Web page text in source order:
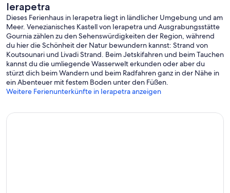
Ierapetra
Dieses Ferienhaus in Ierapetra liegt in ländlicher Umgebung und am
Meer. Venezianisches Kastell von Ierapetra und Ausgrabungsstätte
Gournia zählen zu den Sehenswürdigkeiten der Region, während
du hier die Schönheit der Natur bewundern kannst: Strand von
Koutsounari und Livadi Strand. Beim Jetskifahren und beim Tauchen
kannst du die umliegende Wasserwelt erkunden oder aber du
stürzt dich beim Wandern und beim Radfahren ganz in der Nähe in
ein Abenteuer mit festem Boden unter den Füßen.
Weitere Ferienunterkünfte in Ierapetra anzeigen